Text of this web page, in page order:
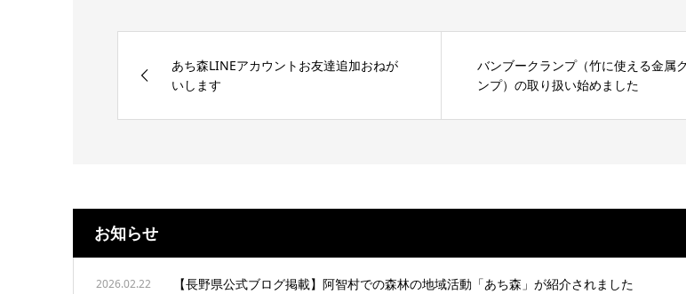
あち森LINEアカウントお友達追加おねが
いします
バンブークランプ（竹に使える金属
ンプ）の取り扱い始めました
お知らせ
2026.02.22 【長野県公式ブログ掲載】阿智村での森林の地域活動「あち森」が紹介されました